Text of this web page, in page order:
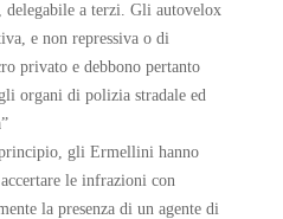
delegabile a terzi. Gli autovelox
e non repressiva o di
privato e debbono pertanto
organi di polizia stradale ed
gli Ermellini hanno
le infrazioni con
la presenza di un agente di